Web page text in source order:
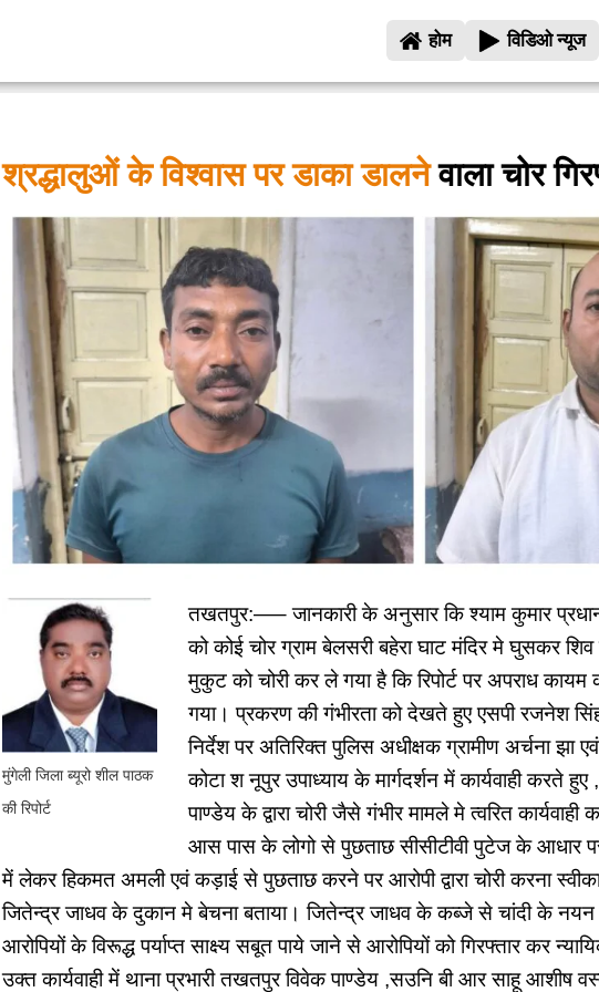
होम विडिओ न्यूज
श्रद्धालुओं के विश्वास पर डाका डालनेवाला चोर
मुंगेली जिला ब्यूरो शील पाठक
की रिपोर्ट
तखतपुर:—– जानकारी के अनुसार कि श्याम कुमार प्रधान
को कोई चोर ग्राम बेलसरी बहेरा घाट मंदिर मे घुसकर
मुकुट को चोरी कर ले गया है कि रिपोर्ट पर अपराध कायम
गया। प्रकरण की गंभीरता को देखते हुए एसपी रजनेश सिंह
निर्देश पर अतिरिक्त पुलिस अधीक्षक ग्रामीण अर्चना झा
कोटा श नूपुर उपाध्याय के मार्गदर्शन में कार्यवाही करते
पाण्डेय के द्वारा चोरी जैसे गंभीर मामले मे त्वरित
आस पास के लोगो से पुछताछ सीसीटीवी पुटेज के आधार
में लेकर हिकमत अमली एवं कड़ाई से पुछताछ करने पर आरोपी द्वारा चोरी करना
जितेन्द्र जाधव के दुकान मे बेचना बताया। जितेन्द्र जाधव के कब्जे से चांदी के नयन
आरोपियों के विरूद्ध पर्याप्त साक्ष्य सबूत पाये जाने से आरोपियों को गिरफ्तार कर
उक्त कार्यवाही में थाना प्रभारी तखतपुर विवेक पाण्डेय ,सउनि बी आर साहू आशीष